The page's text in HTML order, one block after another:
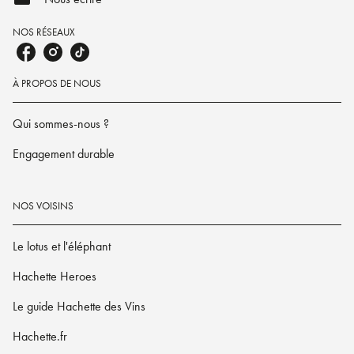
NOS RÉSEAUX
À PROPOS DE NOUS
Qui sommes-nous ?
Engagement durable
NOS VOISINS
Le lotus et l'éléphant
Hachette Heroes
Le guide Hachette des Vins
Hachette.fr